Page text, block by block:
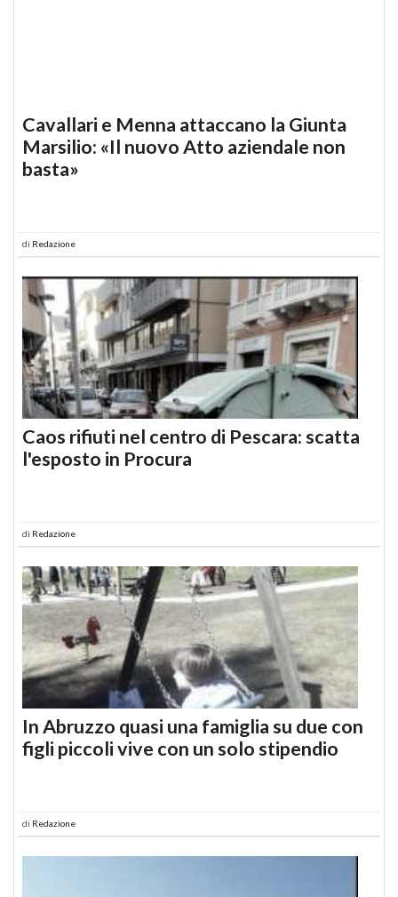
Cavallari e Menna attaccano la Giunta
Marsilio: «Il nuovo Atto aziendale non
basta»
di Redazione
Caos rifiuti nel centro di Pescara: scatta
l'esposto in Procura
di Redazione
In Abruzzo quasi una famiglia su due con
figli piccoli vive con un solo stipendio
di Redazione